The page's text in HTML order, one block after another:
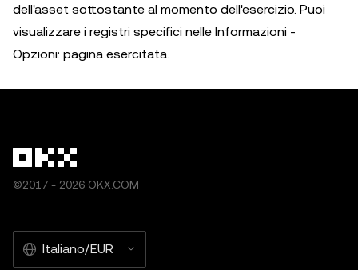
dell'asset sottostante al momento dell'esercizio. Puoi
visualizzare i registri specifici nelle Informazioni -
Opzioni: pagina esercitata.
©2017 - 2026 OKX.COM
Italiano/EUR